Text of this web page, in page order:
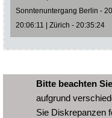
Sonntenuntergang Berlin -
20:06:11 | Zürich - 20:35:24
Bitte beachten
aufgrund
Sie Diskrepanzen